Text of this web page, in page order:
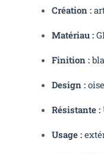
Création :
Matériau :
Finition :
Design :
Résistante :
Usage :